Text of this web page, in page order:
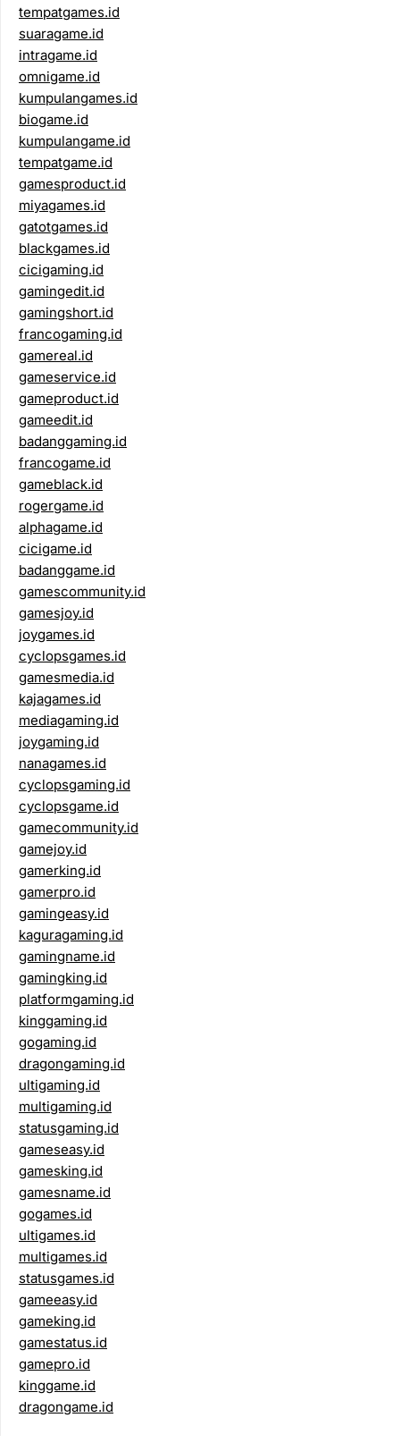
tempatgames.id
suaragame.id
intragame.id
omnigame.id
kumpulangames.id
biogame.id
kumpulangame.id
tempatgame.id
gamesproduct.id
miyagames.id
gatotgames.id
blackgames.id
cicigaming.id
gamingedit.id
gamingshort.id
francogaming.id
gamereal.id
gameservice.id
gameproduct.id
gameedit.id
badanggaming.id
francogame.id
gameblack.id
rogergame.id
alphagame.id
cicigame.id
badanggame.id
gamescommunity.id
gamesjoy.id
joygames.id
cyclopsgames.id
gamesmedia.id
kajagames.id
mediagaming.id
joygaming.id
nanagames.id
cyclopsgaming.id
cyclopsgame.id
gamecommunity.id
gamejoy.id
gamerking.id
gamerpro.id
gamingeasy.id
kaguragaming.id
gamingname.id
gamingking.id
platformgaming.id
kinggaming.id
gogaming.id
dragongaming.id
ultigaming.id
multigaming.id
statusgaming.id
gameseasy.id
gamesking.id
gamesname.id
gogames.id
ultigames.id
multigames.id
statusgames.id
gameeasy.id
gameking.id
gamestatus.id
gamepro.id
kinggame.id
dragongame.id